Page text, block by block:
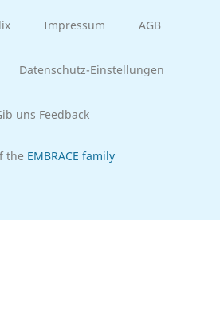
Impressum AGB
Datenschutz-Einstellungen
uns Feedback
the EMBRACE family